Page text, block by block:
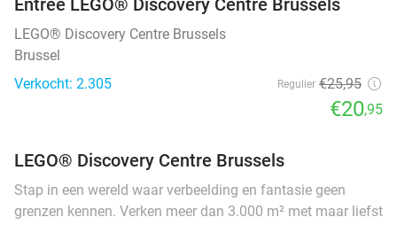
LEGO® Discovery Centre Brussels
Brussel
Verkocht: 2.305
Regulier €25,95
€20,95
LEGO® Discovery Centre Brussels
Stap in een wereld waar verbeelding en fantasie geen
grenzen kennen. Verken meer dan 3.000 m² met maar liefst